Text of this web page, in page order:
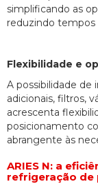
simplificando as
reduzindo tempos
Flexibilidade e
A possibilidade de
adicionais, filtros,
acrescenta
posicionamento
abrangente às
ARIES N: a
refrigeração de